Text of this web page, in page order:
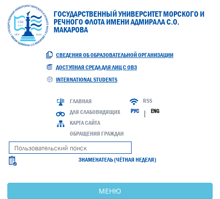
ГОСУДАРСТВЕННЫЙ УНИВЕРСИТЕТ МОРСКОГО И
РЕЧНОГО ФЛОТА ИМЕНИ АДМИРАЛА С.О.
МАКАРОВА
СВЕДЕНИЯ ОБ ОБРАЗОВАТЕЛЬНОЙ ОРГАНИЗАЦИИ
ДОСТУПНАЯ СРЕДА ДЛЯ ЛИЦ С ОВЗ
INTERNATIONAL STUDENTS
ГЛАВНАЯ
ДЛЯ СЛАБОВИДЯЩИХ
КАРТА САЙТА
ОБРАЩЕНИЯ ГРАЖДАН
RSS
РУС | ENG
ЗНАМЕНАТЕЛЬ (ЧЁТНАЯ НЕДЕЛЯ)
МЕНЮ